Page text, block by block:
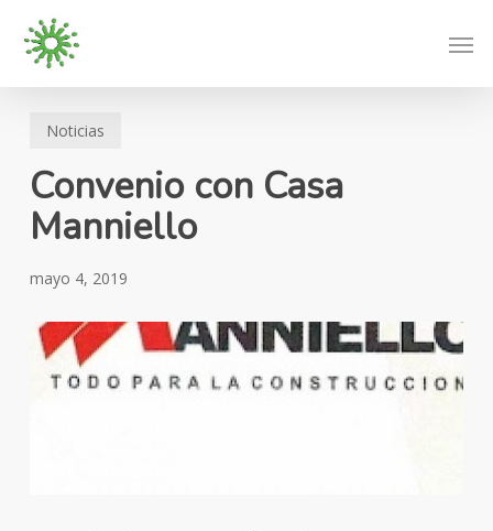
Noticias
Convenio con Casa
Manniello
mayo 4, 2019